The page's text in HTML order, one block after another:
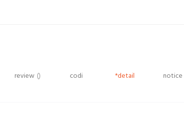
review () codi *detail notice